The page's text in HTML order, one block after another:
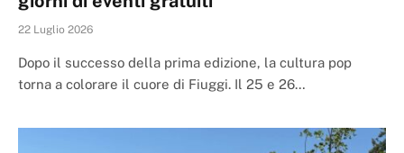
22 Luglio 2026
Dopo il successo della prima edizione, la cultura pop
torna a colorare il cuore di Fiuggi. Il 25 e 26…